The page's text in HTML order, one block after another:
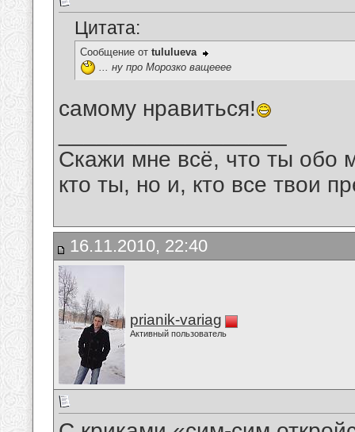
Цитата:
Сообщение от tululueva
... ну про Морозко ващееее
самому нравиться!
Скажи мне всё, что ты обо
кто ты, но и, кто все твои
16.11.2010, 22:40
prianik-variag
Активный пользователь